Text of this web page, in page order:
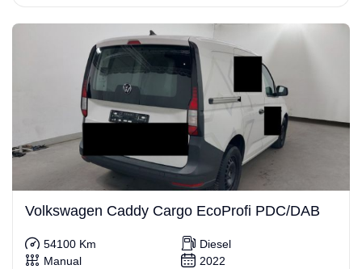
Volkswagen Caddy Cargo EcoProfi PDC/DAB
54100 Km
Diesel
Manual
2022